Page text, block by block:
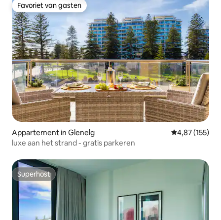
Favoriet van gasten
Favoriet van gasten
Appartement in Glenelg Gemiddelde
4,87 (155)
luxe aan het strand - gratis parkeren
Superhost
Superhost